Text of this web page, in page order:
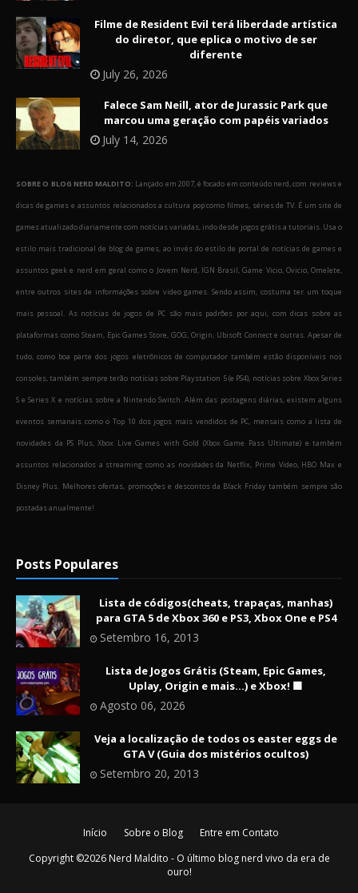
Filme de Resident Evil terá liberdade artística
do diretor, que eplica o motivo de ser
diferente
July 26, 2026
Falece Sam Neill, ator de Jurassic Park que
marcou uma geração com papéis variados
July 14, 2026
SOBRE O BLOG NERD MALDITO: Lançado em 2007, é focado em conteúdo nerd, com reviews e
dicas de games e assuntos relacionados a cultura pop como filmes, séries de TV. É um site de
games atualizado diariamente com notícias variadas, indo desde jogos grátis a tutoriais. Usa o
estilo mais tradicional de blog de games, ao invés do estilo de portal de notícias de games e
assuntos geek e nerd em geral como o Jovem Nerd, IGN Brasil, Game Vicio, Ovicio, Omelete,
entre outros sites de informações sobre video games. Sendo assim, costuma ter um toque
mais pessoal. As notícias de jogos de PC são mais padrões por aqui, com dicas sobre as
plataformas como Steam, Epic Games Store, GOG, Origin, Ubisoft Connect e outras. Apesar de
tudo, como boa parte dos jogos eletrônicos de computador também estão disponíveis nos
consoles, também sempre terão notícias sobre Playstation 5 (e PS4), notícias sobre Xbox Series
S e Series X e notícias sobre a Nintendo Switch. Além das postagens diárias, existem alguns
eventos semanais como o Top 10 dos jogos mais vendidos de PC, mensais como a lista de
novidades da PS Plus, Xbox Live Games with Gold (Xbox Game Pass Ultimate) e também
assuntos relacionados a streaming como as novidades da Netflix, Prime Video, HBO Max e
Disney Plus. Melhores ofertas, promoções e descontos da Black Friday também sempre são
postadas anualmente!
Posts Populares
Lista de códigos(cheats, trapaças, manhas)
para GTA 5 de Xbox 360 e PS3, Xbox One e PS4
Setembro 16, 2013
Lista de Jogos Grátis (Steam, Epic Games,
Uplay, Origin e mais...) e Xbox! 🟩
Agosto 06, 2026
Veja a localização de todos os easter eggs de
GTA V (Guia dos mistérios ocultos)
Setembro 20, 2013
Início Sobre o Blog
Entre em Contato
Copyright ©2026 Nerd Maldito - O último blog nerd vivo da era de
ouro!